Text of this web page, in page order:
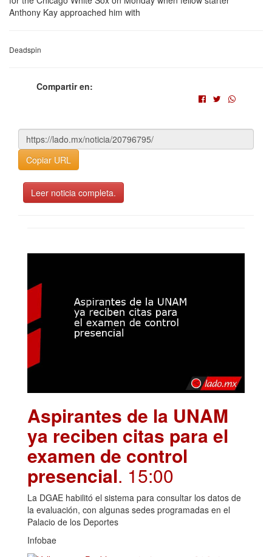
Anthony Kay approached him with
Deadspin
Compartir en:
Copiar URL
Leer noticia completa.
Aspirantes de la UNAM
ya reciben citas para el
examen de control
presencial. 15:00
La DGAE habilitó el sistema para consultar los datos de
la evaluación, con algunas sedes programadas en el
Palacio de los Deportes
Infobae